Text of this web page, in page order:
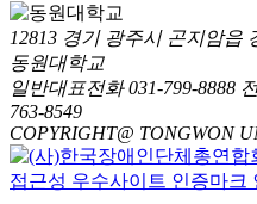
12813 경기 광주시 곤지암읍
동원대학교
일반대표전화 031-799-8888
763-8549
COPYRIGHT@ TONGWON